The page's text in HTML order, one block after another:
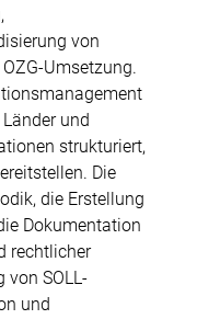
von
Umsetzung.
und
strukturiert,
Die
die Erstellung
Dokumentation
rechtlicher
von SOLL-
und